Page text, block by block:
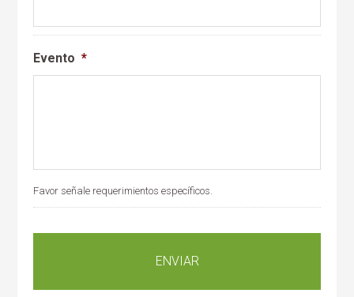
Evento *
Favor señale requerimientos específicos.